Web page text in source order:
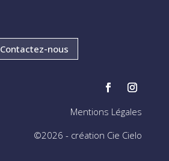
Contactez-nous
Mentions Légales
©2026 - création Cie Cielo